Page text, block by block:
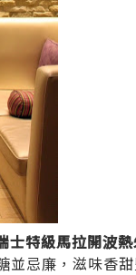
士特級馬拉開波
忌廉，滋味香甜